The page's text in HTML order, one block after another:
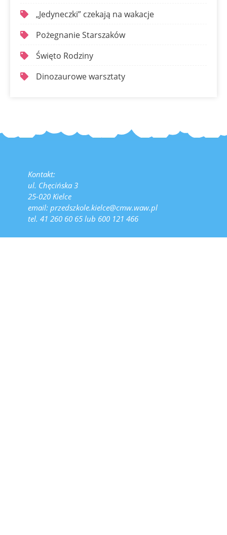
„Jedyneczki” czekają na wakacje
Pożegnanie Starszaków
Święto Rodziny
Dinozaurowe warsztaty
Kontakt:
ul. Chęcińska 3
25-020 Kielce
email: przedszkole.kielce@cmw.waw.pl
tel. 41 260 60 65 lub 600 121 466